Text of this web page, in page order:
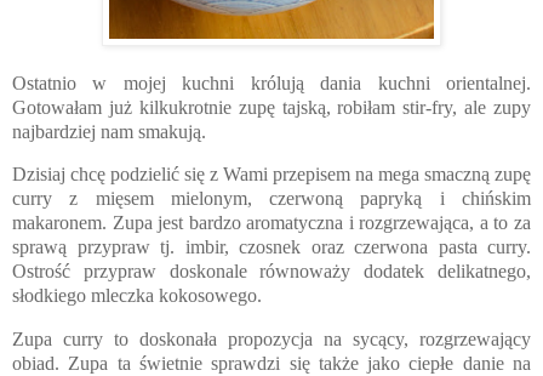
Ostatnio w mojej kuchni królują dania kuchni orientalnej.
Gotowałam już kilkukrotnie zupę tajską, robiłam stir-fry, ale zupy
najbardziej nam smakują.
Dzisiaj chcę podzielić się z Wami przepisem na mega smaczną zupę
curry z mięsem mielonym, czerwoną papryką i chińskim
makaronem. Zupa jest bardzo aromatyczna i rozgrzewająca, a to za
sprawą przypraw tj. imbir, czosnek oraz czerwona pasta curry.
Ostrość przypraw doskonale równoważy dodatek delikatnego,
słodkiego mleczka kokosowego.
Zupa curry to doskonała propozycja na sycący, rozgrzewający
obiad. Zupa ta świetnie sprawdzi się także jako ciepłe danie na